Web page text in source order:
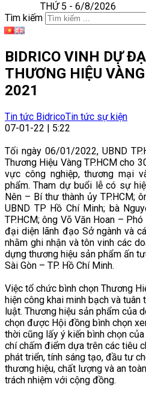
THỨ 5 - 6/8/2026
Tìm kiếm
BIDRICO VINH DỰ
THƯƠNG HIỆU
2021
Tin tức BidricoTin tức sự kiện
07-01-22 | 5:22
Tối ngày 06/01/2022, UBND
Thương Hiệu Vàng TP.HCM cho
vực công nghiệp, thương mại
phẩm. Tham dự buổi lễ có sự
Nên – Bí thư thành ủy TP.HCM;
UBND TP Hồ Chí Minh; bà
TP.HCM; ông Võ Văn Hoan –
đại diện lãnh đạo Sở ngành và
nhằm ghi nhận và tôn vinh các
dựng thương hiệu sản phẩm ấn
Sài Gòn – TP. Hồ Chí Minh.
Việc tổ chức bình chọn Thương
hiện công khai minh bạch và tuân
luật. Thương hiệu sản phẩm của
chọn được Hội đồng bình chọn
thời cũng lấy ý kiến bình chọn
chí chấm điểm dựa trên các tiêu
phát triển, tính sáng tạo, đầu tư
thương hiệu, chất lượng và an
trách nhiệm với cộng đồng.